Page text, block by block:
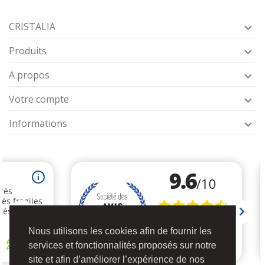
Nous utilisons les cookies afin de fournir les
services et fonctionnalités proposés sur notre
site et afin d’améliorer l’expérience de nos
CRISTALIA 
Produits 
A propos 
Votre compte 
Informations 